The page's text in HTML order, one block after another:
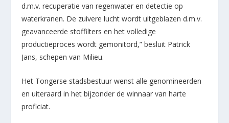
d.m.v. recuperatie van regenwater en detectie op
waterkranen. De zuivere lucht wordt uitgeblazen d.m.v.
geavanceerde stoffilters en het volledige
productieproces wordt gemonitord,” besluit Patrick
Jans, schepen van Milieu.
Het Tongerse stadsbestuur wenst alle genomineerden
en uiteraard in het bijzonder de winnaar van harte
proficiat.